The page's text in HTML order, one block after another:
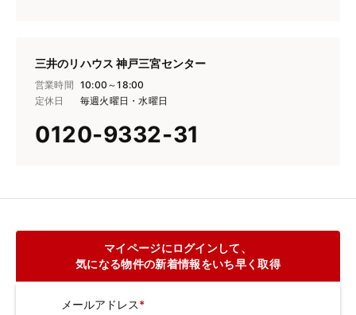
三井のリハウス 神戸三宮センター
営業時間 10:00～18:00
定休日
毎週火曜日・水曜日
0120-9332-31
マイページにログインして、
気になる物件の新着情報をいち早く取得
メールアドレス